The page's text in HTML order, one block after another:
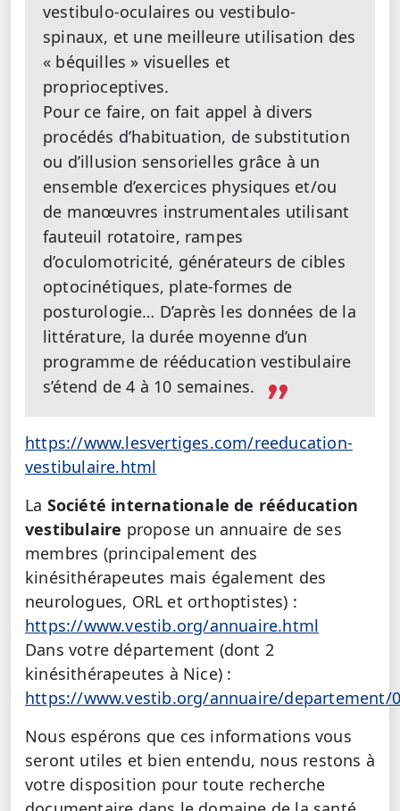
vestibulo-oculaires ou vestibulo-
spinaux, et une meilleure utilisation des
« béquilles » visuelles et
proprioceptives.
Pour ce faire, on fait appel à divers
procédés d’habituation, de substitution
ou d’illusion sensorielles grâce à un
ensemble d’exercices physiques et/ou
de manœuvres instrumentales utilisant
fauteuil rotatoire, rampes
d’oculomotricité, générateurs de cibles
optocinétiques, plate-formes de
posturologie… D’après les données de la
littérature, la durée moyenne d’un
programme de rééducation vestibulaire
s’étend de 4 à 10 semaines.
https://www.lesvertiges.com/reeducation-
vestibulaire.html
La Société internationale de rééducation
vestibulaire propose un annuaire de ses
membres (principalement des
kinésithérapeutes mais également des
neurologues, ORL et orthoptistes) :
https://www.vestib.org/annuaire.html
Dans votre département (dont 2
kinésithérapeutes à Nice) :
https://www.vestib.org/annuaire/departement/
Nous espérons que ces informations vous
seront utiles et bien entendu, nous restons à
votre disposition pour toute recherche